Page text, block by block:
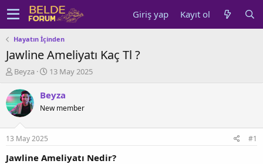
Giriş yap Kayıt ol
Hayatın İçinden
Jawline Ameliyatı Kaç Tl ?
K
n
u
y
b
a
ş
Beyza
B
ş
a
ç
13 May 2025
Beyza
New member
13 May 2025 #1
Jawline Ameliyatı Nedir?